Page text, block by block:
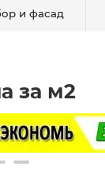
и фасад
за м2